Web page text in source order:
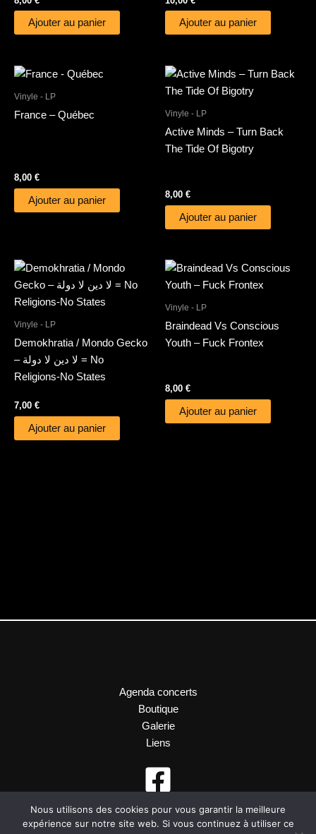
Ajouter au panier Ajouter au panier
Vinyle - LP
France – Québec
8,00 €
Ajouter au panier
Vinyle - LP
Active Minds – Turn Back
The Tide Of Bigotry
8,00 €
Ajouter au panier
Vinyle - LP
Demokhratia / Mondo Gecko
– لا دين لا دولة = No
Religions-No States
7,00 €
Ajouter au panier
Vinyle - LP
Braindead Vs Conscious
Youth – Fuck Frontex
8,00 €
Ajouter au panier
Agenda concerts
Boutique
Galerie
Liens
Nous utilisons des cookies pour vous garantir la meilleure
expérience sur notre site web. Si vous continuez à utiliser ce